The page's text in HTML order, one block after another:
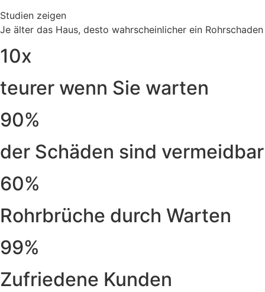
Studien zeigen
Je älter das Haus, desto wahrscheinlicher ein Rohrschaden
10x
teurer wenn Sie warten
90%
der Schäden sind vermeidbar
60%
Rohrbrüche durch Warten
99%
Zufriedene Kunden